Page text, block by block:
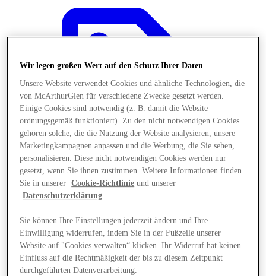
Wir legen großen Wert auf den Schutz Ihrer Daten
Unsere Website verwendet Cookies und ähnliche Technologien, die
von McArthurGlen für verschiedene Zwecke gesetzt werden.
Einige Cookies sind notwendig (z. B. damit die Website
ordnungsgemäß funktioniert). Zu den nicht notwendigen Cookies
gehören solche, die die Nutzung der Website analysieren, unsere
Marketingkampagnen anpassen und die Werbung, die Sie sehen,
personalisieren. Diese nicht notwendigen Cookies werden nur
gesetzt, wenn Sie ihnen zustimmen. Weitere Informationen finden
Sie in unserer
Cookie-Richtlinie und unserer
Datenschutzerklärung.
Sie können Ihre Einstellungen jederzeit ändern und Ihre
Einwilligung widerrufen, indem Sie in der Fußzeile unserer
Website auf "Cookies verwalten“ klicken. Ihr Widerruf hat keinen
Einfluss auf die Rechtmäßigkeit der bis zu diesem Zeitpunkt
durchgeführten Datenverarbeitung.